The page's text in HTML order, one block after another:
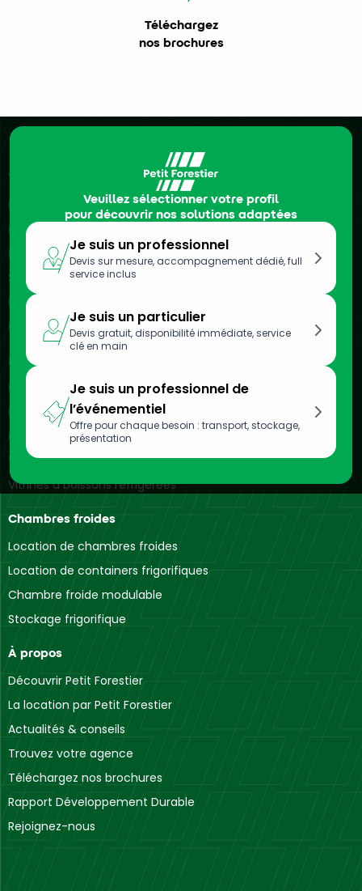
Téléchargez
nos brochures
Veuillez sélectionner votre profil
pour découvrir nos solutions adaptées
Je suis un professionnel
Devis sur mesure, accompagnement dédié, full
service inclus
Je suis un particulier
Devis gratuit, disponibilité immédiate, service
clé en main
Je suis un professionnel de
l’événementiel
Offre pour chaque besoin : transport, stockage,
présentation
Véhicules frigorifiques
Location de camions frigorifiques
Location de véhicules frigorifiques
Location de remorques frigorifiques
Semi-remorques frigorifiques
Location de camionnettes frigorifiques
Location d’utilitaires frigorifiques
Meubles réfrigérés
Location de vitrines réfrigérées
Location de bacs réfrigérés
Location d’armoires réfrigérées
Vitrines réfrigérées murales
Vitrines à boissons réfrigérées
Chambres froides
Location de chambres froides
Location de containers frigorifiques
Chambre froide modulable
Stockage frigorifique
À propos
Découvrir Petit Forestier
La location par Petit Forestier
Actualités & conseils
Trouvez votre agence
Téléchargez nos brochures
Rapport Développement Durable
Rejoignez-nous